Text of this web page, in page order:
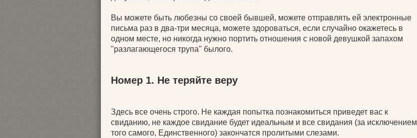
Вы можете быть любезны со своей бывшей, можете отправлять ей электронные
письма раз в два-три месяца, можете здороваться, если случайно окажетесь в
одном месте, но никогда нужно портить отношения с новой девушкой запахом
"разлагающегося трупа" былого.
Номер 1. Не теряйте веру
Здесь все очень строго. Не каждая попытка познакомиться приведет вас к
свиданию, не каждое свидание будет идеальным и все свидания (за исключением
того самого, Единственного) закончатся пролитыми слезами.